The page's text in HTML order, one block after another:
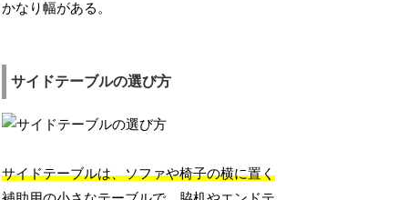
かなり幅がある。
サイドテーブルの選び方
サイドテーブルは、ソファや椅子の横に置く